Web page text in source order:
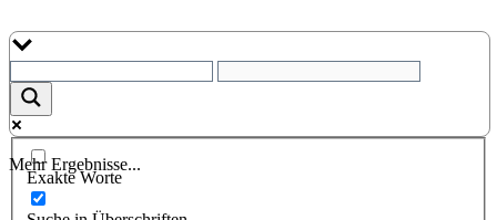
Mehr Ergebnisse...
Exakte Worte